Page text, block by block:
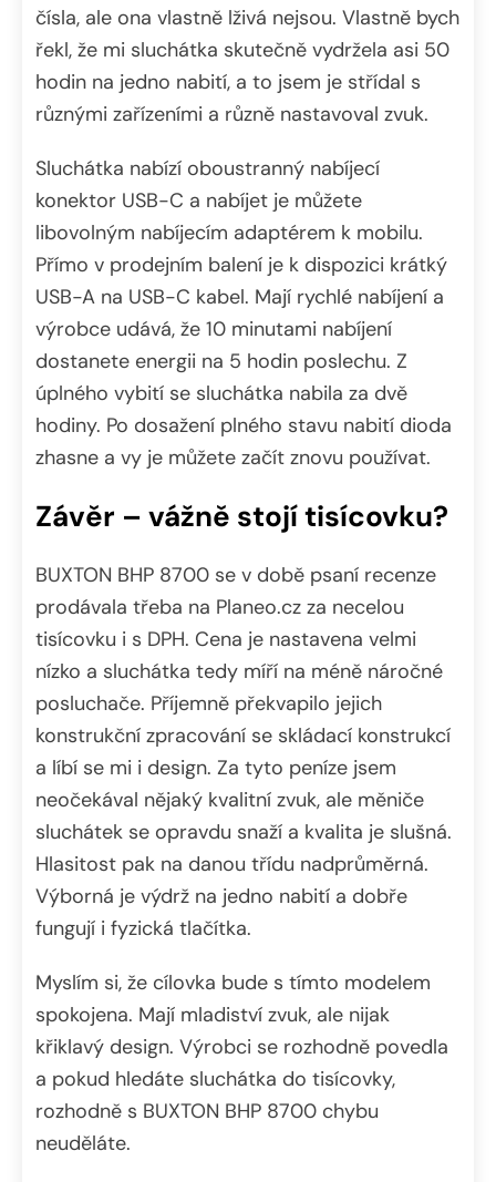
čísla, ale ona vlastně lživá nejsou. Vlastně bych
řekl, že mi sluchátka skutečně vydržela asi 50
hodin na jedno nabití, a to jsem je střídal s
různými zařízeními a různě nastavoval zvuk.
Sluchátka nabízí oboustranný nabíjecí
konektor USB-C a nabíjet je můžete
libovolným nabíjecím adaptérem k mobilu.
Přímo v prodejním balení je k dispozici krátký
USB-A na USB-C kabel. Mají rychlé nabíjení a
výrobce udává, že 10 minutami nabíjení
dostanete energii na 5 hodin poslechu. Z
úplného vybití se sluchátka nabila za dvě
hodiny. Po dosažení plného stavu nabití dioda
zhasne a vy je můžete začít znovu používat.
Závěr – vážně stojí tisícovku?
BUXTON BHP 8700 se v době psaní recenze
prodávala třeba na Planeo.cz za necelou
tisícovku i s DPH. Cena je nastavena velmi
nízko a sluchátka tedy míří na méně náročné
posluchače. Příjemně překvapilo jejich
konstrukční zpracování se skládací konstrukcí
a líbí se mi i design. Za tyto peníze jsem
neočekával nějaký kvalitní zvuk, ale měniče
sluchátek se opravdu snaží a kvalita je slušná.
Hlasitost pak na danou třídu nadprůměrná.
Výborná je výdrž na jedno nabití a dobře
fungují i fyzická tlačítka.
Myslím si, že cílovka bude s tímto modelem
spokojena. Mají mladiství zvuk, ale nijak
křiklavý design. Výrobci se rozhodně povedla
a pokud hledáte sluchátka do tisícovky,
rozhodně s BUXTON BHP 8700 chybu
neuděláte.